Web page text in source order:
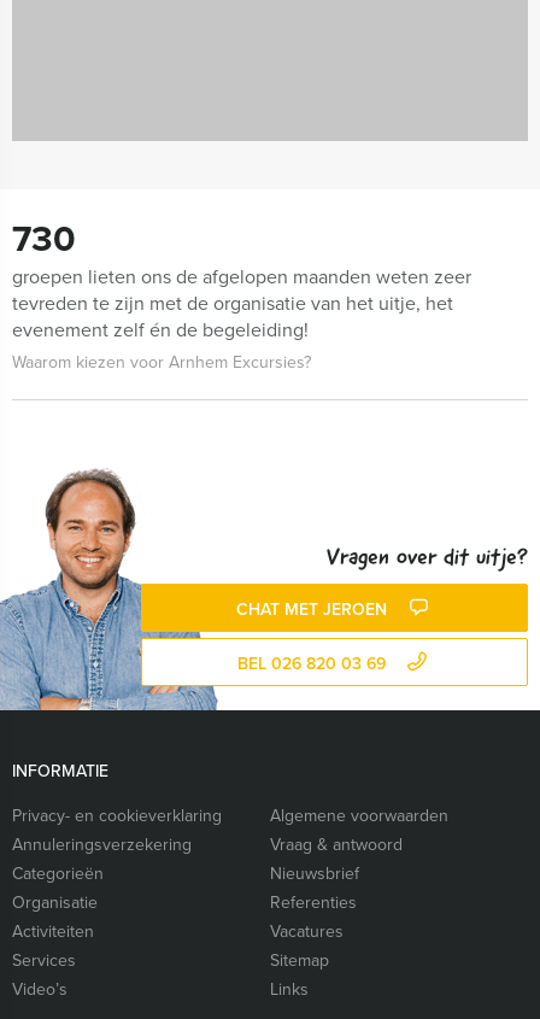
730
groepen lieten ons de afgelopen maanden weten zeer
tevreden te zijn met de organisatie van het uitje, het
evenement zelf én de begeleiding!
Waarom kiezen voor Arnhem Excursies?
Vragen over dit uitje?
CHAT MET JEROEN
BEL 026 820 03 69
INFORMATIE
Privacy- en cookieverklaring
Algemene voorwaarden
Annuleringsverzekering
Vraag & antwoord
Categorieën
Nieuwsbrief
Organisatie
Referenties
Activiteiten
Vacatures
Services
Sitemap
Video’s
Links